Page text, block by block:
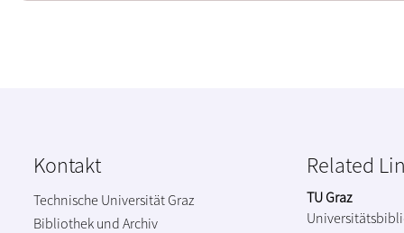
Kontakt
Technische Universität Graz
Bibliothek und Archiv
Related
TU Graz